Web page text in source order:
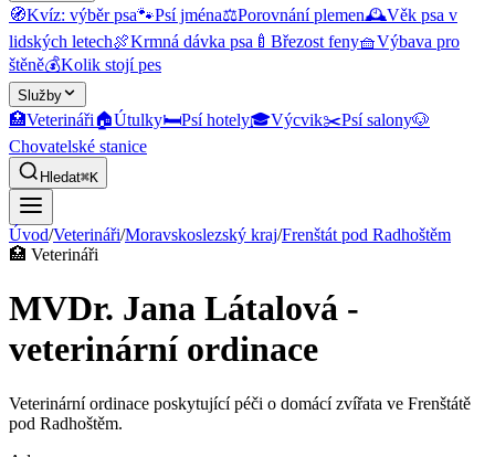
🧭Kvíz: výběr psa🐾Psí jména⚖️Porovnání plemen🕰️Věk psa v
lidských letech🍖Krmná dávka psa 🍼 Březost feny🧺Výbava pro
štěně💰Kolik stojí pes
Služby
🏥Veterináři🏠Útulky🛏️Psí hotely🎓Výcvik✂️Psí salony🐶
Chovatelské stanice
Hledat⌘K
Úvod/Veterináři/Moravskoslezský kraj/Frenštát pod Radhoštěm
🏥 Veterináři
MVDr. Jana Látalová -
veterinární ordinace
Veterinární ordinace poskytující péči o domácí zvířata ve Frenštátě
pod Radhoštěm.